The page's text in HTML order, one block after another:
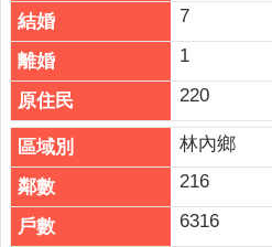
隱
私
權
政
策
政
府
網
站
7
1
220
林內鄉
216
6316